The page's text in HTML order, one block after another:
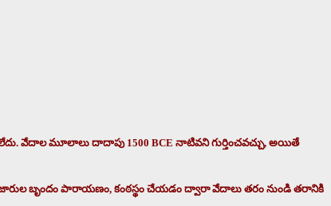
వేదాల మూలాలు దాదాపు 1500 BCE నాటివని గుర్తించవచ్చు, అయితే
బృందం పారాయణం, కంఠస్థం చేయడం ద్వారా వేదాలు తరం నుండి తరానికి